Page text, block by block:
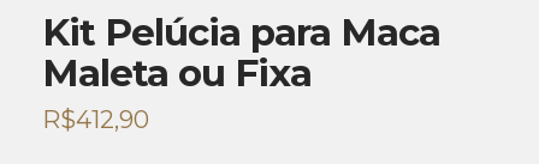
Kit Pelúcia para Maca
Maleta ou Fixa
R$412,90